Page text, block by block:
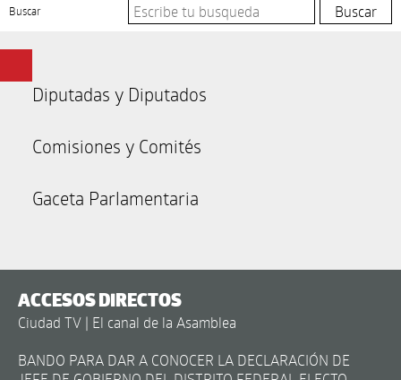
Buscar
Diputadas y Diputados
Comisiones y Comités
Gaceta Parlamentaria
ACCESOS DIRECTOS
Ciudad TV | El canal de la Asamblea
BANDO PARA DAR A CONOCER LA DECLARACIÓN DE